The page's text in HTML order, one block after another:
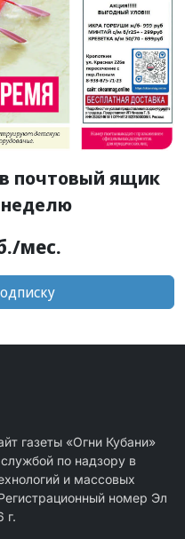
почтовый ящик
мес.
газеты «Огни Кубани»
по надзору в
и массовых
номер Эл
г.